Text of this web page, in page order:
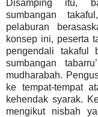
Disamping itu,
sumbangan
pelaburan
konsep ini, peserta
pengendali takaful
sumbangan
mudharabah.
ke tempat-tempat
kehendak syarak.
mengikut nisbah